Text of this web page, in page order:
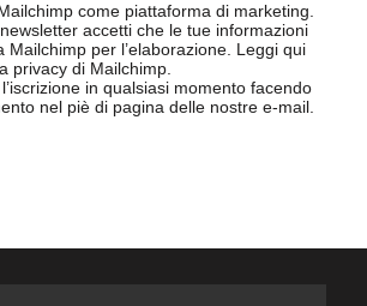
come piattaforma di marketing.
accetti che le tue informazioni
Mailchimp per l’elaborazione. Leggi qui
privacy di Mailchimp.
in qualsiasi momento facendo
nel piè di pagina delle nostre e-mail.